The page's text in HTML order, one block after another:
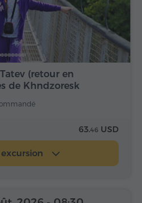
(retour en
de Khndzoresk
63.46 USD